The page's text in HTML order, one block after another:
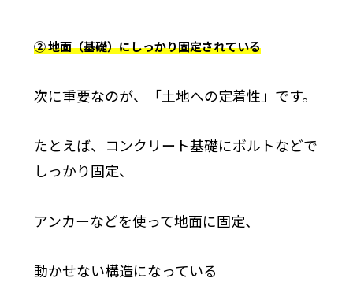
② 地面（基礎）にしっかり固定されている
次に重要なのが、「土地への定着性」です。
たとえば、コンクリート基礎にボルトなどで
しっかり固定、
アンカーなどを使って地面に固定、
動かせない構造になっている